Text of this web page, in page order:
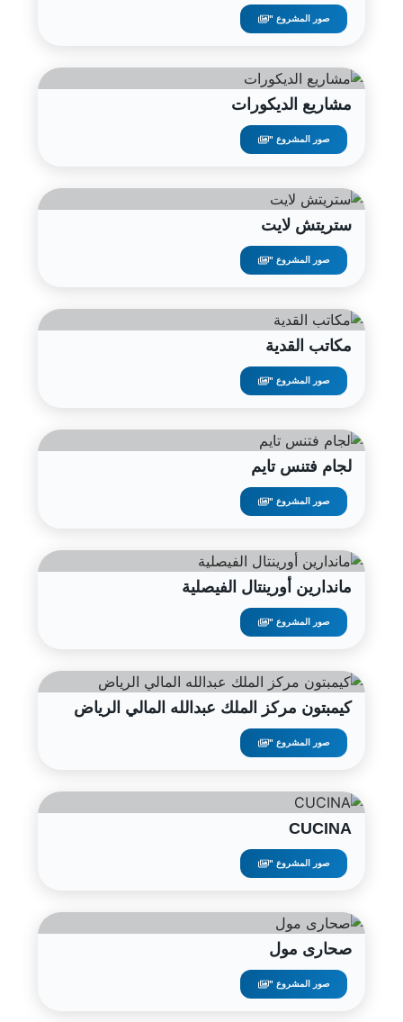
صور المشروع "
مشاريع الديكورات
صور المشروع "
ستريتش لايت
صور المشروع "
مكاتب القدية
صور المشروع "
لجام فتنس تايم
صور المشروع "
ماندارين أورينتال الفيصلية
صور المشروع "
كيمبتون مركز الملك عبدالله المالي الرياض
صور المشروع "
CUCINA
صور المشروع "
صحارى مول
صور المشروع "